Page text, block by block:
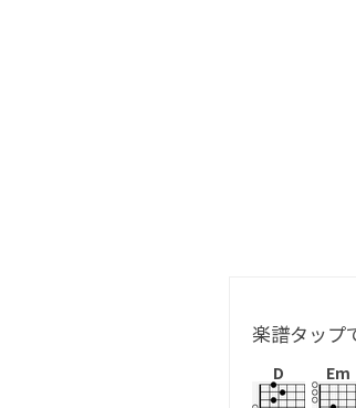
楽譜タップ
D Em